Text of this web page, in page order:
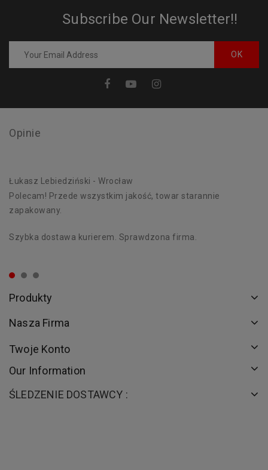
Subscribe Our Newsletter!!
Opinie
Łukasz Lebiedziński - Wrocław
Polecam! Przede wszystkim jakość, towar starannie
zapakowany.
Szybka dostawa kurierem. Sprawdzona firma.
Produkty
Nasza Firma
Twoje Konto
Our Information
ŚLEDZENIE DOSTAWCY :